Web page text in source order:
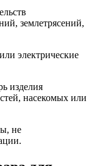
землетрясений,
электрические
изделия
насекомых или
не